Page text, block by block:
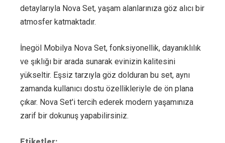
detaylarıyla Nova Set, yaşam alanlarınıza göz alıcı bir
atmosfer katmaktadır.
İnegöl Mobilya Nova Set, fonksiyonellik, dayanıklılık
ve şıklığı bir arada sunarak evinizin kalitesini
yükseltir. Eşsiz tarzıyla göz dolduran bu set, aynı
zamanda kullanıcı dostu özellikleriyle de ön plana
çıkar. Nova Set'i tercih ederek modern yaşamınıza
zarif bir dokunuş yapabilirsiniz.